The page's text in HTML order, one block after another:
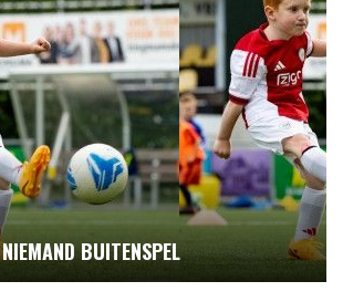
NIEMAND BUITENSPEL